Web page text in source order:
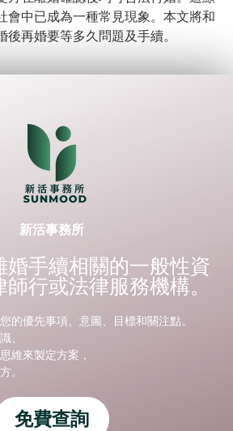
會中已成為一種常見現象。本文將和
再婚要等多久問題及手續。
新活事務所
婚手續相關的一般性資
行或法律服務機構。
優先事項、意圖、目標和關注點。
、
維來製定方案，
。
免費查詢